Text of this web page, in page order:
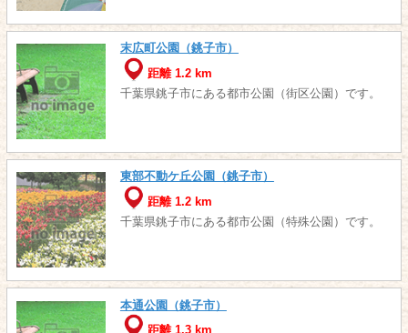
末広町公園（銚子市）
距離 1.2 km
千葉県銚子市にある都市公園（街区公園）です。
東部不動ケ丘公園（銚子市）
距離 1.2 km
千葉県銚子市にある都市公園（特殊公園）です。
本通公園（銚子市）
距離 1.3 km